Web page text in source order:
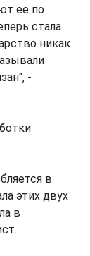
ее по
стала
никак
-
в
этих двух
в